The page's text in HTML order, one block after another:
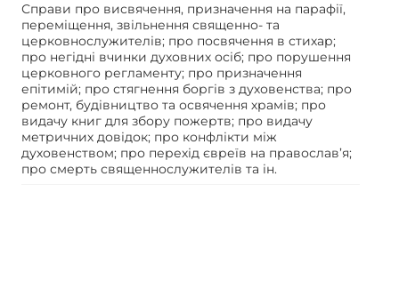
Справи про висвячення, призначення на парафії,
переміщення, звільнення священно- та
церковнослужителів; про посвячення в стихар;
про негідні вчинки духовних осіб; про порушення
церковного регламенту; про призначення
епітимій; про стягнення боргів з духовенства; про
ремонт, будівництво та освячення храмів; про
видачу книг для збору пожертв; про видачу
метричних довідок; про конфлікти між
духовенством; про перехід євреїв на православ’я;
про смерть священнослужителів та ін.